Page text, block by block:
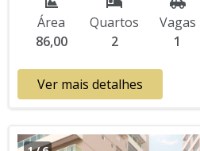
Piscina, Piscina Infantil, Piscina
Jogos, Salão de Festas, Quadra,
Espaço Gourmet, Cinema,
ser alterados sem prévio aviso.
contato com nossa equipe
Área
86,00
Quartos
2
Vagas
1
Ver mais detalhes